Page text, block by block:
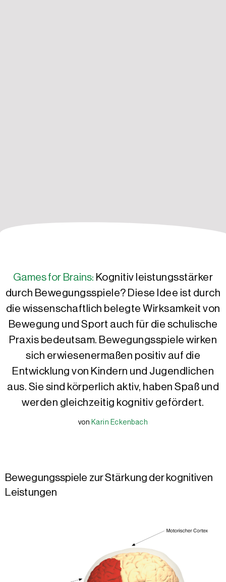
Games for Brains: Kognitiv leistungsstärker
durch Bewegungsspiele? Diese Idee ist durch
die wissenschaftlich belegte Wirksamkeit von
Bewegung und Sport auch für die schulische
Praxis bedeutsam. Bewegungsspiele wirken
sich erwiesenermaßen positiv auf die
Entwicklung von Kindern und Jugendlichen
aus. Sie sind körperlich aktiv, haben Spaß und
werden gleichzeitig kognitiv gefördert.
von Karin Eckenbach
Bewegungsspiele zur Stärkung der kognitiven
Leistungen